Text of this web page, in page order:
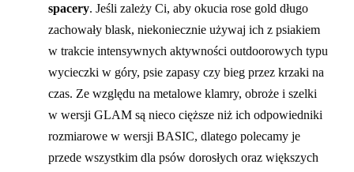
spacery. Jeśli zależy Ci, aby okucia rose gold długo
zachowały blask, niekoniecznie używaj ich z psiakiem
w trakcie intensywnych aktywności outdoorowych typu
wycieczki w góry, psie zapasy czy bieg przez krzaki na
czas. Ze względu na metalowe klamry, obroże i szelki
w wersji GLAM są nieco cięższe niż ich odpowiedniki
rozmiarowe w wersji BASIC, dlatego polecamy je
przede wszystkim dla psów dorosłych oraz większych